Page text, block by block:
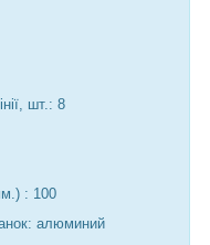
шт.: 8
: 100
алюминий